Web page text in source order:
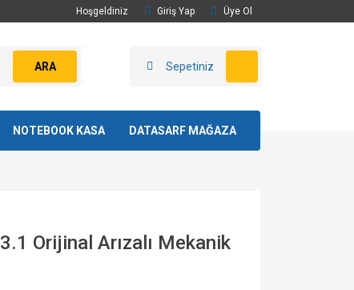
Hoşgeldiniz Giriş Yap Üye Ol
ARA Sepetiniz
NOTEBOOK KASA DATASARF MAĞAZA
Orijinal Arızalı Mekanik